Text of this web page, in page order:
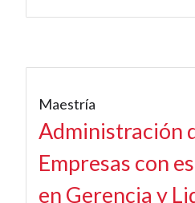
Maestría
Administración
Empresas con
en Gerencia y